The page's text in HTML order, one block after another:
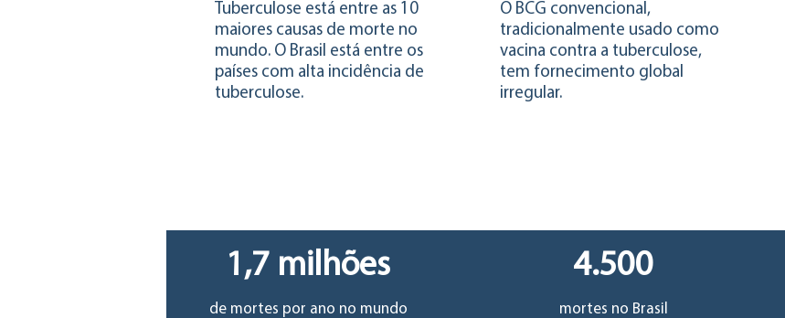
Tuberculose está entre as 10
maiores causas de morte no
mundo. O Brasil está entre os
países com alta incidência de
tuberculose.
O BCG convencional,
tradicionalmente usado como
vacina contra a tuberculose,
tem fornecimento global
irregular.
Demanda1,7 milhões
de mortes por ano no mundo
4.500
mortes no Brasil